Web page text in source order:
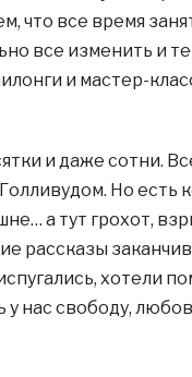
что все время
все изменить и
и мастер-
и даже сотни.
Но есть
а тут грохот,
рассказы
хотели
нас свободу,